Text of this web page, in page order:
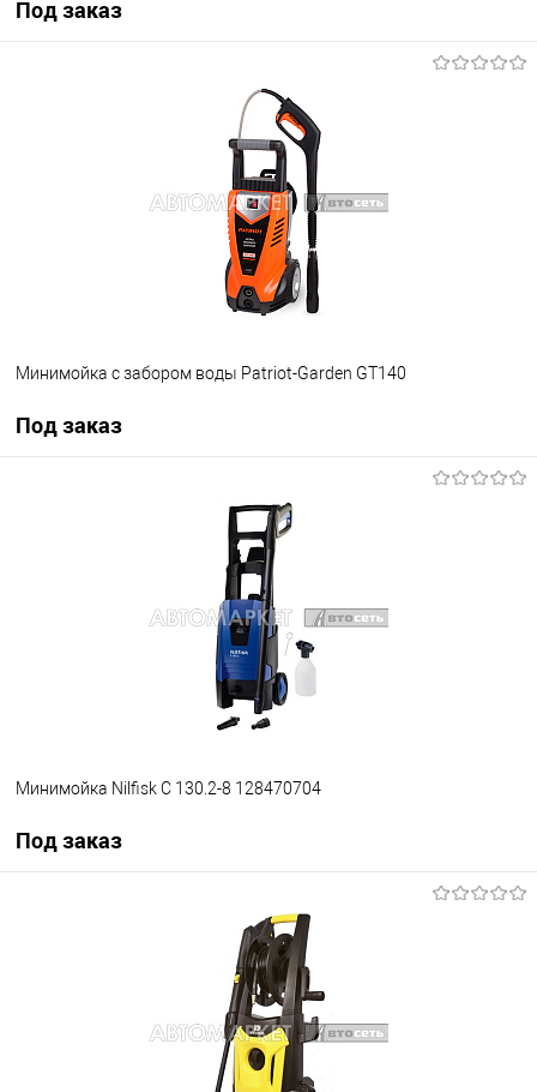
Под заказ
Минимойка с забором воды Patriot-Garden GT140
Под заказ
Минимойка Nilfisk C 130.2-8 128470704
Под заказ
Под заказ